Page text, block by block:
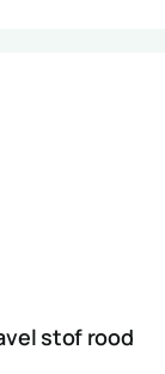
stof rood